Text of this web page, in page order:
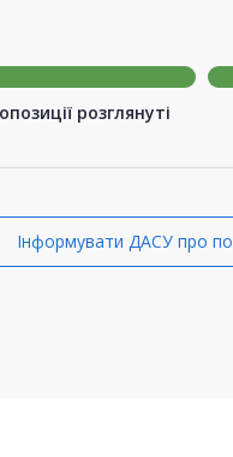
розглянуті
Інформувати ДАСУ про